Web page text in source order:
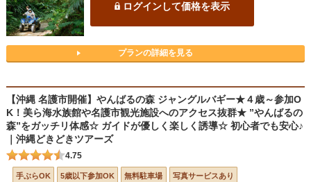
ログインして価格を表示
プランの詳細を見る
【沖縄 名護市開催】やんばるの森 ジャングルバギー★４歳～参加O
K！美ら海水族館や名護市観光施設へのアクセス抜群★ ”やんばるの
森”をガッチリ体感☆ ガイドが優しく楽しく誘導☆ 初心者でも安心♪
｜沖縄どきどきツアーズ
4.75
手ぶらOK 5歳以下参加OK 無料駐車場 写真サービスあり